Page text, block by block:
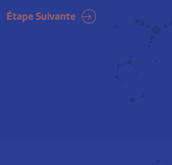
Étape Suivante